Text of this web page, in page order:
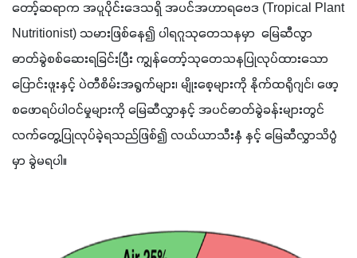
တော့်ဆရာက အပူပိုင်းဒေသရှိ အပင်အဟာရဗေဒ (Tropical Plant
Nutritionist) သမားဖြစ်နေ၍ ပါရဂူသုတေသနမှာ  မြေဆီလွာ
ဓာတ်ခွဲစစ်ဆေးရခြင်းပြီး ကျွန်တော့်သုတေသနပြုလုပ်ထားသော
ပြောင်းဖူးနှင့် ပဲတီစိမ်းအရွက်များ၊ မျိုးစေ့များကို နိုက်ထရိုဂျင်၊ ဖော့
စဖောရပ်ပါဝင်မှုများကို မြေဆီလွှာနှင့် အပင်ဓာတ်ခွဲခန်းများတွင်
လက်တွေ့ပြုလုပ်ခဲ့ရသည်ဖြစ်၍ လယ်ယာသီးနှံ နှင့် မြေဆီလွှာသိပ္ပံ
မှာ ခွဲမရပါ။